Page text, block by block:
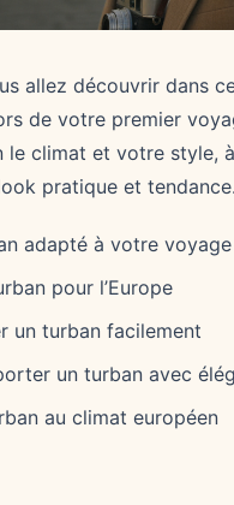
allez découvrir dans
de votre premier
le climat et votre style,
pratique et tendance.
adapté à votre voyage
pour l’Europe
un turban facilement
un turban avec
au climat européen